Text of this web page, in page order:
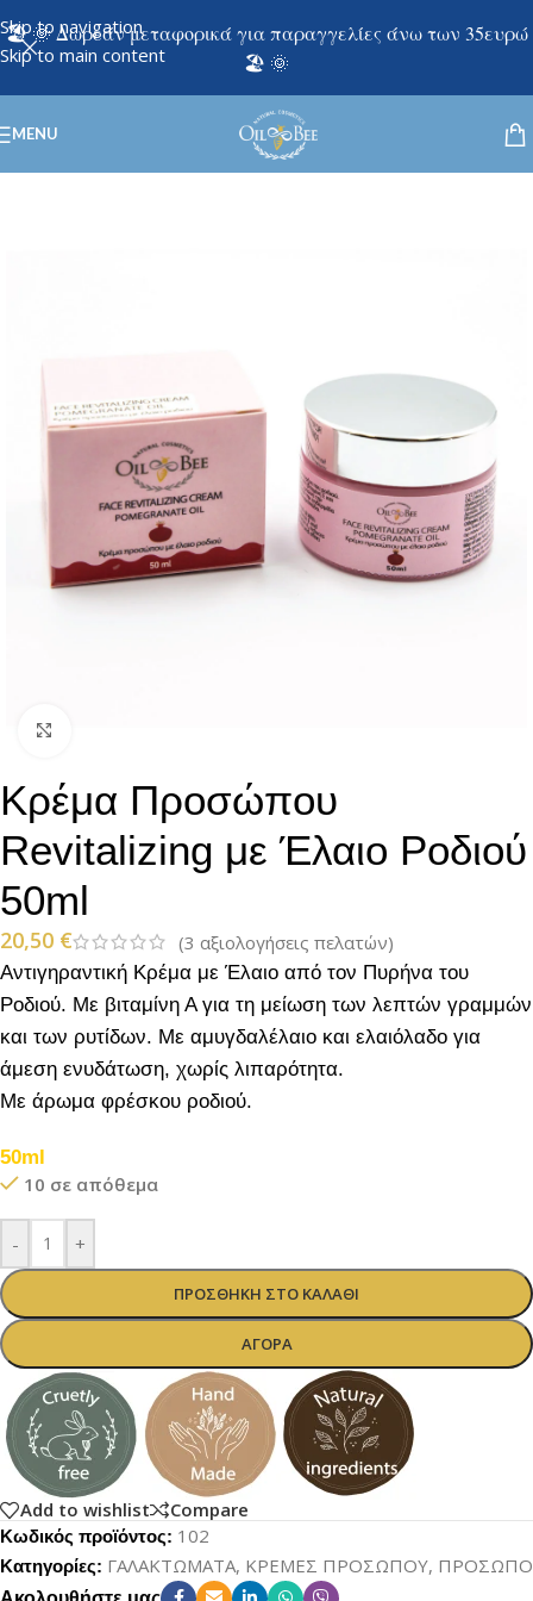
Skip to navigation
Skip to main content
🏖️ 🌞 Δωρεάν μεταφορικά για παραγγελίες άνω των 35ευρώ
🏖️ 🌞
MENU
Κρέμα Προσώπου
Revitalizing με Έλαιο Ροδιού
50ml
20,50 € (3 αξιολογήσεις πελατών)
Αντιγηραντική Κρέμα με Έλαιο από τον Πυρήνα του
Ροδιού. Με βιταμίνη Α για τη μείωση των λεπτών γραμμών
και των ρυτίδων. Με αμυγδαλέλαιο και ελαιόλαδο για
άμεση ενυδάτωση, χωρίς λιπαρότητα.
Με άρωμα φρέσκου ροδιού.
50ml
10 σε απόθεμα
- +
ΠΡΟΣΘΉΚΗ ΣΤΟ ΚΑΛΆΘΙ
ΑΓΟΡΆ
Add to wishlist Compare
Κωδικός προϊόντος: 102
Κατηγορίες: ΓΑΛΑΚΤΩΜΑΤΑ, ΚΡΕΜΕΣ ΠΡΟΣΩΠΟΥ, ΠΡΟΣΩΠΟ